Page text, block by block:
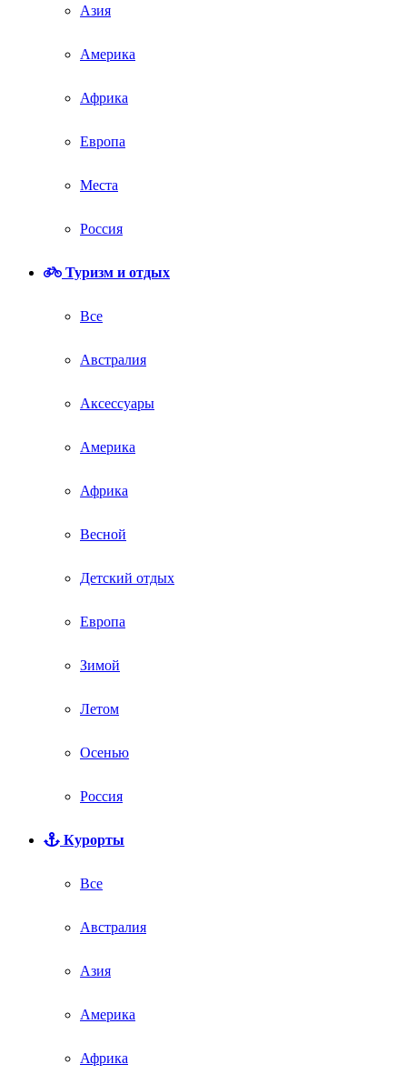
Азия
Америка
Африка
Европа
Места
Россия
Туризм и отдых
Все
Австралия
Аксессуары
Америка
Африка
Весной
Детский отдых
Европа
Зимой
Летом
Осенью
Россия
Курорты
Все
Австралия
Азия
Америка
Африка